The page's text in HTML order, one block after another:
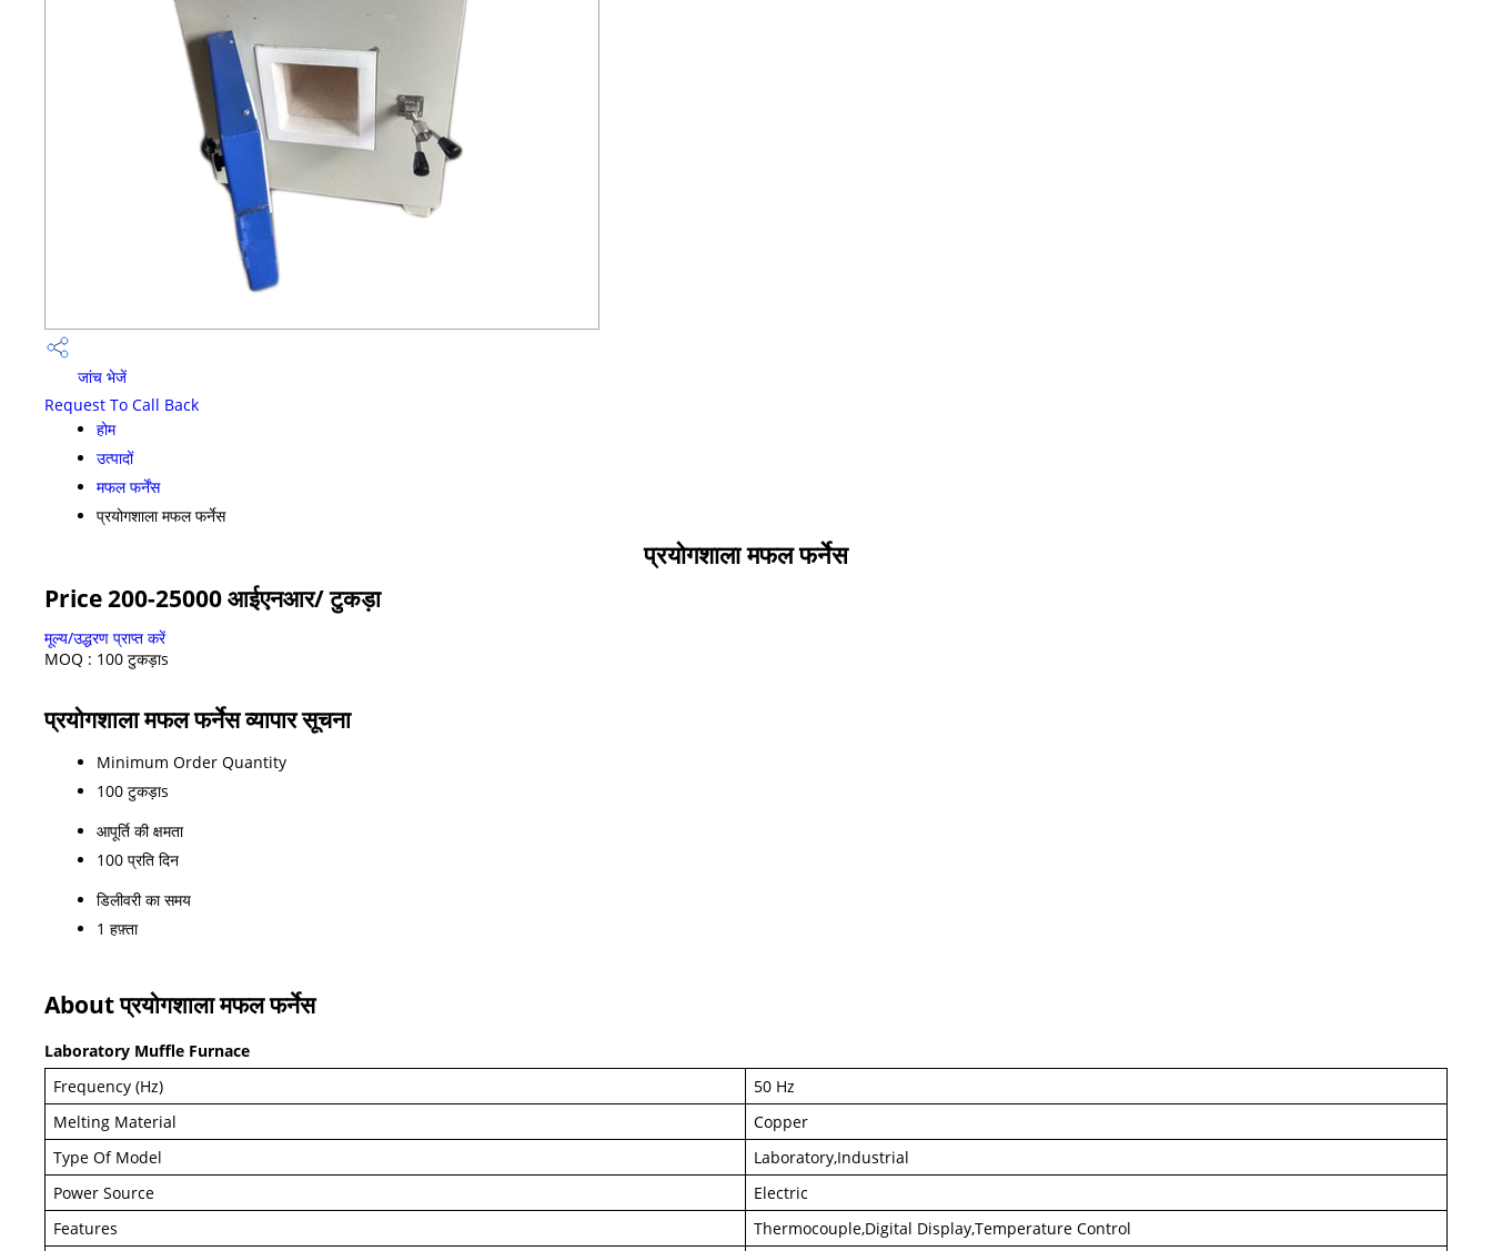
जांच भेजें
Request To Call Back
होम
उत्पादों
मफल फर्नेंस
प्रयोगशाला मफल फर्नेस
प्रयोगशाला मफल फर्नेस
Price 200-25000 आईएनआर/ टुकड़ा
मूल्य/उद्धरण प्राप्त करें
MOQ : 100 टुकड़ाs
प्रयोगशाला मफल फर्नेस व्यापार सूचना
Minimum Order Quantity
100 टुकड़ाs
आपूर्ति की क्षमता
100 प्रति दिन
डिलीवरी का समय
1 हफ़्ता
About प्रयोगशाला मफल फर्नेस
Laboratory Muffle Furnace
Frequency (Hz)
50 Hz
Melting Material
Copper
Type Of Model
Laboratory,Industrial
Power Source
Electric
Features
Thermocouple,Digital Display,Temperature Control